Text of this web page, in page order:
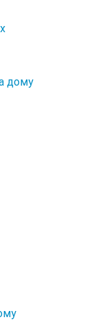
дому